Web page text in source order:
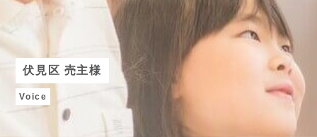
伏見区 売主様
Voice